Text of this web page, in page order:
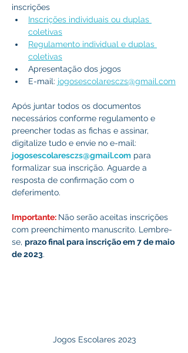
inscrições
Inscrições individuais ou duplas
coletivas
Regulamento individual e duplas
coletivas
Apresentação dos jogos
E-mail: jogosescolaresczs@gmail.com
Após juntar todos os documentos
necessários conforme regulamento e
preencher todas as fichas e assinar,
digitalize tudo e envie no e-mail:
jogosescolaresczs@gmail.com para
formalizar sua inscrição. Aguarde a
resposta de confirmação com o
deferimento.
Importante: Não serão aceitas inscrições
com preenchimento manuscrito. Lembre-
se, prazo final para inscrição em 7 de maio
de 2023.
Jogos Escolares 2023